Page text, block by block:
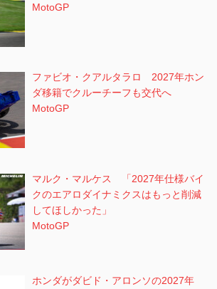
MotoGP
ファビオ・クアルタラロ 2027年ホン
ダ移籍でクルーチーフも交代へ
MotoGP
マルク・マルケス 「2027年仕様バイ
クのエアロダイナミクスはもっと削減
してほしかった」
MotoGP
ホンダがダビド・アロンソの2027年